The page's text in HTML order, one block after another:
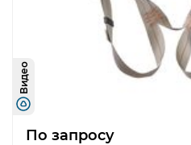
Видео
По запросу